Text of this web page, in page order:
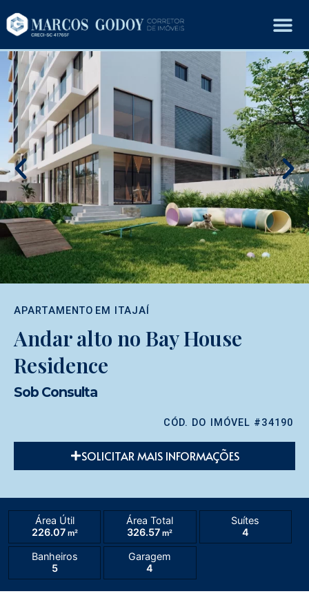
APARTAMENTO EM ITAJAÍ
Andar alto no Bay House
Residence
Sob Consulta
CÓD. DO IMÓVEL #34190
SOLICITAR MAIS INFORMAÇÕES
Área Útil
226.07m²
Área Total
326.57 m²
Suítes
4
Banheiros
5
Garagem
4